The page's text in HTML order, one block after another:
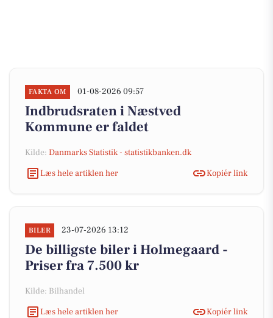
FAKTA OM 01-08-2026 09:57
Indbrudsraten i Næstved
Kommune er faldet
Kilde: Danmarks Statistik - statistikbanken.dk
Læs hele artiklen her
Kopiér link
BILER 23-07-2026 13:12
De billigste biler i Holmegaard -
Priser fra 7.500 kr
Kilde: Bilhandel
Læs hele artiklen her
Kopiér link